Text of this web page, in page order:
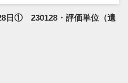
日① 230128・評価単位（遺